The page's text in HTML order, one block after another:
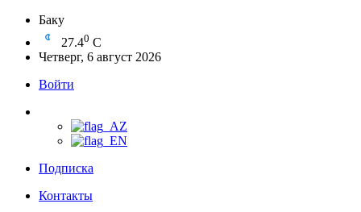
Баку
27.40 C
Четверг, 6 август 2026
Войти
Подписка
Контакты